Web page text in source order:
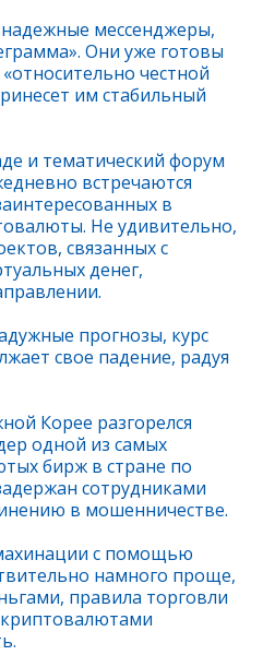
мессенджеры,
Они уже готовы
честной
им стабильный
и тематический форум
встречаются
в
Не удивительно,
связанных с
денег,
прогнозы, курс
свое падение, радуя
Корее разгорелся
одной из самых
бирж в стране по
сотрудниками
в мошенничестве.
с помощью
намного проще,
правила торговли